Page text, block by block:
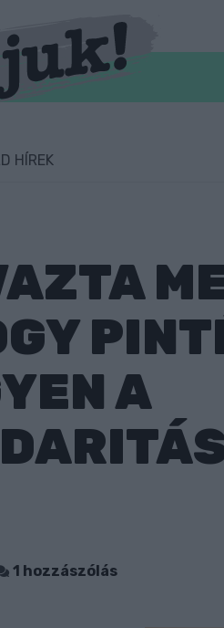
HÍREK
A
1 hozzászólás